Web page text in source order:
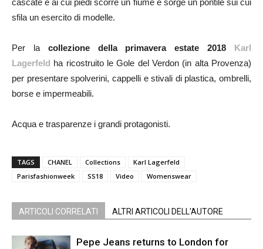
cascate e ai cui piedi scorre un fiume e sorge un pontile sui cui
sfila un esercito di modelle.
Per la collezione della primavera estate 2018
Karl
Lagerfeld ha ricostruito le Gole del Verdon (in alta Provenza)
per presentare spolverini, cappelli e stivali di plastica, ombrelli,
borse e impermeabili.
Acqua e trasparenze i grandi protagonisti.
TAGS CHANEL Collections
Karl Lagerfeld
Parisfashionweek
SS18 Video Womenswear
ARTICOLI CORRELATI ALTRI ARTICOLI DELL'AUTORE
Pepe Jeans returns to London for